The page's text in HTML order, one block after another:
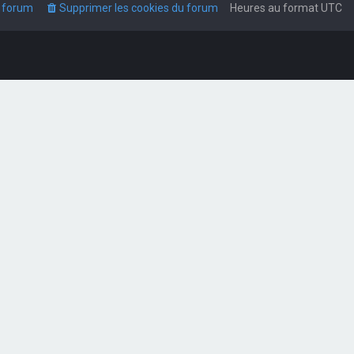
Heures au formatUTC
Supprimer les cookies du forum
forum